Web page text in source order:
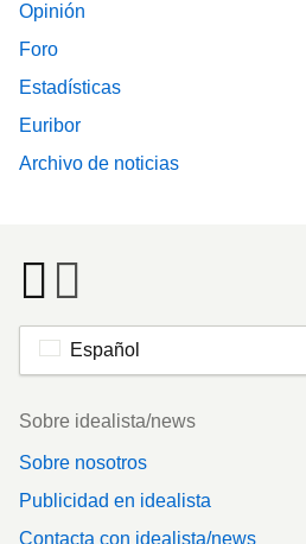
Opinión
Foro
Estadísticas
Euribor
Archivo de noticias
Español
Footer
Sobre idealista/news
Sobre nosotros
Publicidad en idealista
Contacta con idealista/news